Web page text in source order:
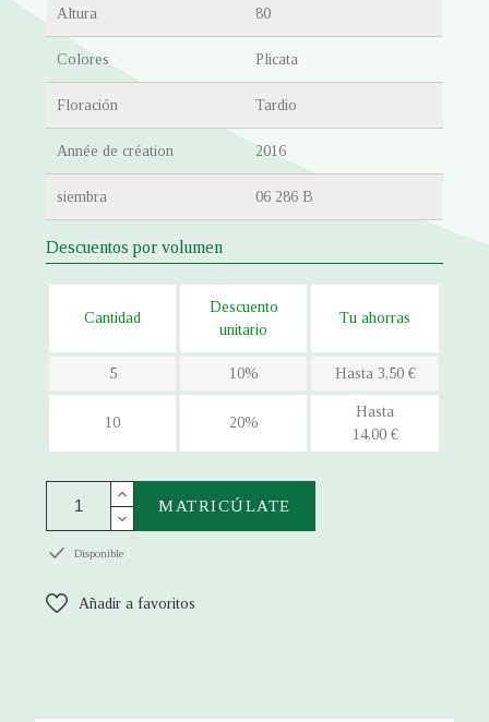
Altura 80
Colores Plicata
Floración Tardio
Année de création 2016
siembra 06 286 B
Descuentos por volumen
Cantidad
Descuento
unitario
Tu ahorras
5 10% Hasta 3,50 €
10 20%
Hasta
14,00 €
MATRICÚLATE
Disponible
Añadir a favoritos